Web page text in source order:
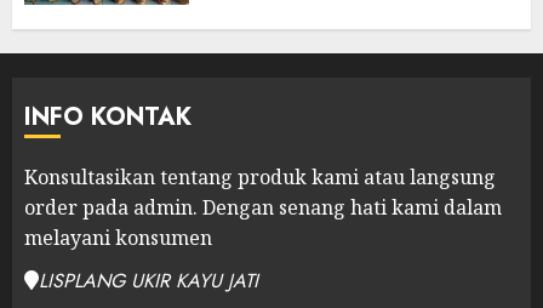
INFO KONTAK
Konsultasikan tentang produk kami atau langsung
order pada admin. Dengan senang hati kami dalam
melayani konsumen
LISPLANG UKIR KAYU JATI